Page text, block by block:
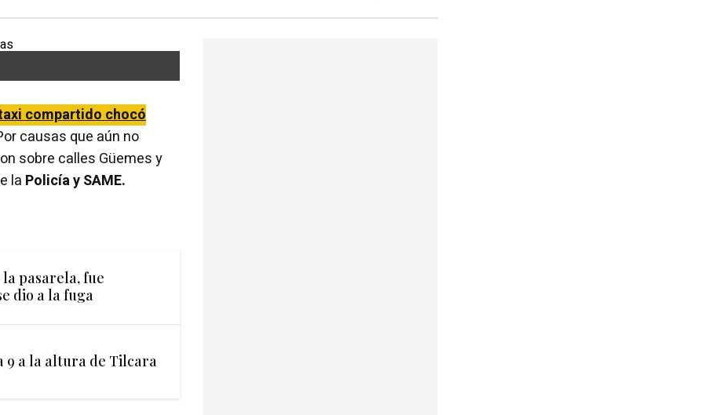
compartido chocó
causas que aún no
sobre calles Güemes y
la Policía y SAME.
pasarela, fue
dio a la fuga
9 a la altura de Tilcara